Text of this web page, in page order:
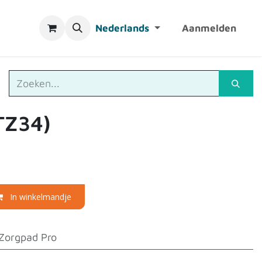
Nederlands Aanmelden
In winkelmandje
Pro